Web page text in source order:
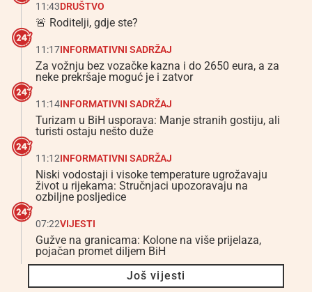
11:43DRUŠTVO
🚨 Roditelji, gdje ste?
11:17INFORMATIVNI SADRŽAJ
Za vožnju bez vozačke kazna i do 2650 eura, a za
neke prekršaje moguć je i zatvor
11:14INFORMATIVNI SADRŽAJ
Turizam u BiH usporava: Manje stranih gostiju, ali
turisti ostaju nešto duže
11:12INFORMATIVNI SADRŽAJ
Niski vodostaji i visoke temperature ugrožavaju
život u rijekama: Stručnjaci upozoravaju na
ozbiljne posljedice
07:22VIJESTI
Gužve na granicama: Kolone na više prijelaza,
pojačan promet diljem BiH
Još vijesti